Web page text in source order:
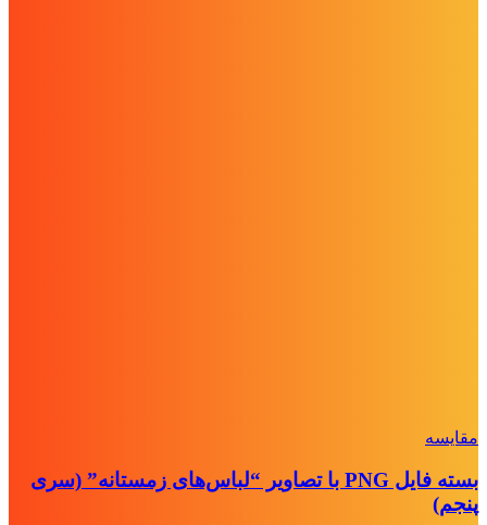
مقايسه
بسته فایل PNG با تصاویر “لباس‌های زمستانه” (سری
پنجم)